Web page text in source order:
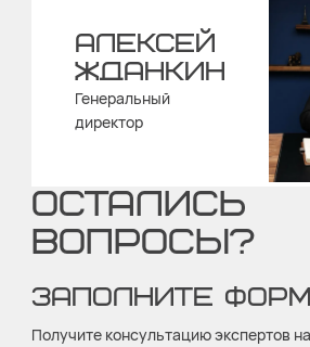
ОСТАЛИСЬ
ВОПРОСЫ?
ЗАПОЛНИТЕ
Получите консультацию экспертов
АЛЕКСЕЙ
ЖДАНКИН
Генеральный
директор